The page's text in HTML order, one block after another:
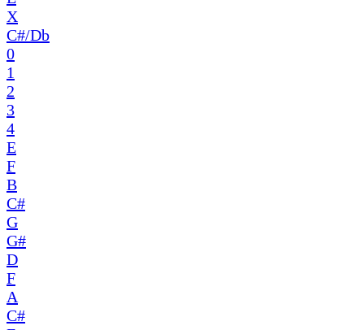
X
C#/Db
0
1
2
3
4
E
F
B
C#
G
G#
D
F
A
C#